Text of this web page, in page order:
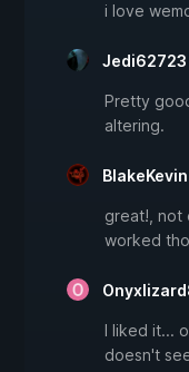
i love
Jedi62723
Pretty
altering.
BlakeKevin
great!, not
worked
I liked it...
doesn't